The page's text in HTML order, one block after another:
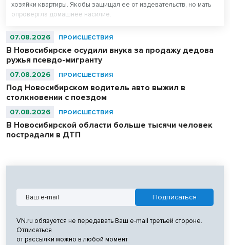
хозяйки квартиры. Якобы защищал ее от издевательств, но мать
опровергла домашнее насилие.
07.08.2026 ПРОИСШЕСТВИЯ
В Новосибирске осудили внука за продажу дедова
ружья псевдо-мигранту
07.08.2026 ПРОИСШЕСТВИЯ
Под Новосибирском водитель авто выжил в
столкновении с поездом
07.08.2026 ПРОИСШЕСТВИЯ
В Новосибирской области больше тысячи человек
пострадали в ДТП
VN.ru обязуется не передавать Ваш e-mail третьей стороне.
Отписаться
от рассылки можно в любой момент